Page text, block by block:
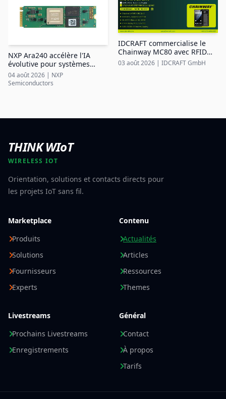
NXP Ara240 accélère l'IA
évolutive pour systèmes
industriels en périphérie
04 août 2026 | NXP
Semiconductors
IDCRAFT commercialise le
Chainway MC80 avec RFID
UHF intégrée dans la région
03 août 2026 | IDCRAFT GmbH
THINK WIoT
WIRELESS IOT
Orientation, solutions et contacts directs pour
les projets IoT sans fil.
Marketplace
Produits
Solutions
Fournisseurs
Experts
Contenu
Actualités
Articles
Ressources
Themes
Livestreams
Prochains Livestreams
Enregistrements
Général
Contact
À propos
Tarifs